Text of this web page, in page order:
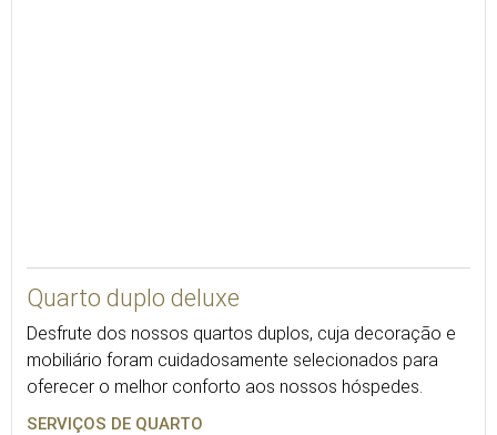
Quarto duplo deluxe
Desfrute dos nossos quartos duplos, cuja decoração e
mobiliário foram cuidadosamente selecionados para
oferecer o melhor conforto aos nossos hóspedes.
SERVIÇOS DE QUARTO